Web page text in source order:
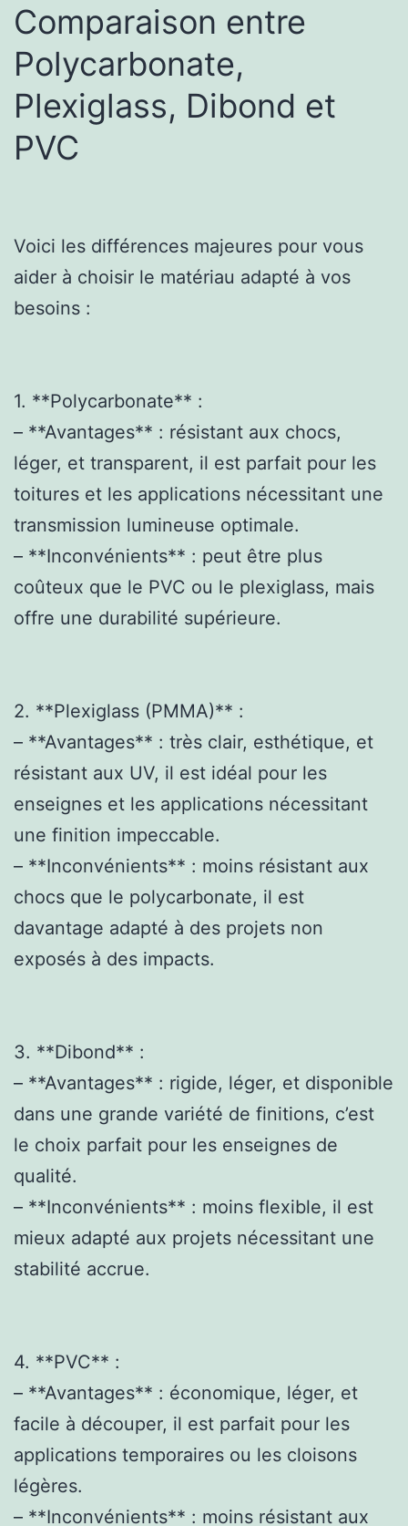
Comparaison entre
Polycarbonate,
Plexiglass, Dibond et
PVC
Voici les différences majeures pour vous
aider à choisir le matériau adapté à vos
besoins :
1. **Polycarbonate** :
– **Avantages** : résistant aux chocs,
léger, et transparent, il est parfait pour les
toitures et les applications nécessitant une
transmission lumineuse optimale.
– **Inconvénients** : peut être plus
coûteux que le PVC ou le plexiglass, mais
offre une durabilité supérieure.
2. **Plexiglass (PMMA)** :
– **Avantages** : très clair, esthétique, et
résistant aux UV, il est idéal pour les
enseignes et les applications nécessitant
une finition impeccable.
– **Inconvénients** : moins résistant aux
chocs que le polycarbonate, il est
davantage adapté à des projets non
exposés à des impacts.
3. **Dibond** :
– **Avantages** : rigide, léger, et disponible
dans une grande variété de finitions, c’est
le choix parfait pour les enseignes de
qualité.
– **Inconvénients** : moins flexible, il est
mieux adapté aux projets nécessitant une
stabilité accrue.
4. **PVC** :
– **Avantages** : économique, léger, et
facile à découper, il est parfait pour les
applications temporaires ou les cloisons
légères.
– **Inconvénients** : moins résistant aux